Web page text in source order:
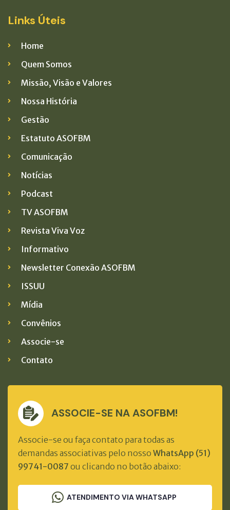
Links Úteis
Home
Quem Somos
Missão, Visão e Valores
Nossa História
Gestão
Estatuto ASOFBM
Comunicação
Notícias
Podcast
TV ASOFBM
Revista Viva Voz
Informativo
Newsletter Conexão ASOFBM
ISSUU
Mídia
Convênios
Associe-se
Contato
ASSOCIE-SE NA ASOFBM!
Associe-se ou faça contato para todas as
demandas associativas pelo nosso WhatsApp (51)
99741-0087 ou clicando no botão abaixo:
ATENDIMENTO VIA WHATSAPP